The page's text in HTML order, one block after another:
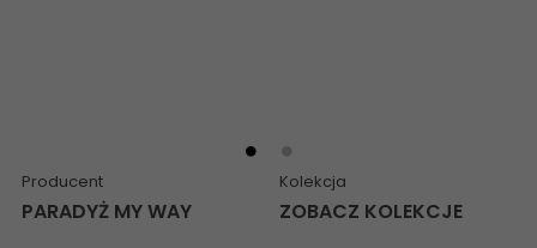
Producent
PARADYŻ MY WAY
Kolekcja
ZOBACZ KOLEKCJE